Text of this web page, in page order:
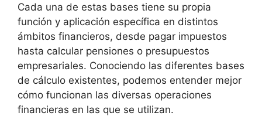
Cada una de estas bases tiene su propia
función y aplicación específica en distintos
ámbitos financieros, desde pagar impuestos
hasta calcular pensiones o presupuestos
empresariales. Conociendo las diferentes bases
de cálculo existentes, podemos entender mejor
cómo funcionan las diversas operaciones
financieras en las que se utilizan.